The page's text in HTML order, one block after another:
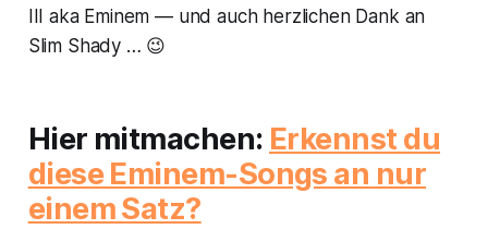
III aka Eminem — und auch herzlichen Dank an
Slim Shady … 😉
Hier mitmachen: Erkennst du
diese Eminem-Songs an nur
einem Satz?